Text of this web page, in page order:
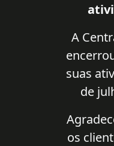
A
suas
de
os